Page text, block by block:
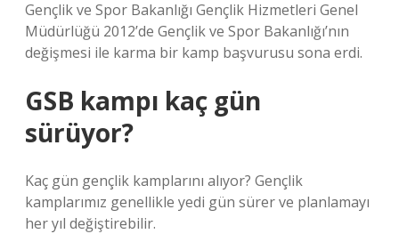
Gençlik ve Spor Bakanlığı Gençlik Hizmetleri Genel
Müdürlüğü 2012’de Gençlik ve Spor Bakanlığı’nın
değişmesi ile karma bir kamp başvurusu sona erdi.
GSB kampı kaç gün
sürüyor?
Kaç gün gençlik kamplarını alıyor? Gençlik
kamplarımız genellikle yedi gün sürer ve planlamayı
her yıl değiştirebilir.